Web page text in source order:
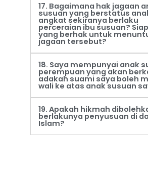
17. Bagaimana hak jagaan
susuan yang berstatus
angkat sekiranya berlaku
perceraian ibu susuan?
yang berhak untuk
jagaan tersebut?
18. Saya mempunyai anak
perempuan yang akan
adakah suami saya boleh
wali ke atas anak susuan
19. Apakah hikmah
berlakunya penyusuan di
Islam?